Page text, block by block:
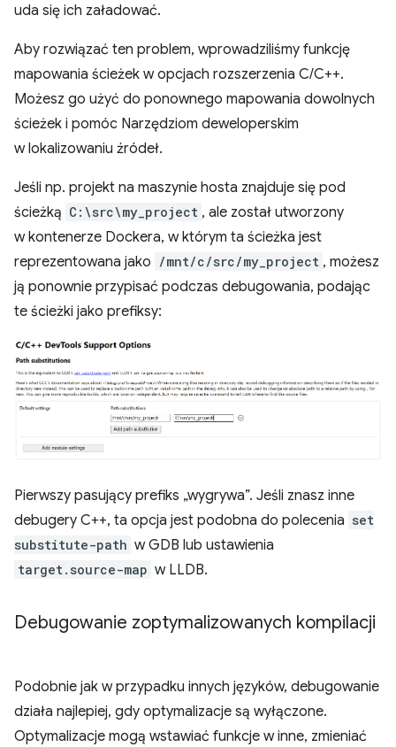
uda się ich załadować.
Aby rozwiązać ten problem, wprowadziliśmy funkcję
mapowania ścieżek w opcjach rozszerzenia C/C++.
Możesz go użyć do ponownego mapowania dowolnych
ścieżek i pomóc Narzędziom deweloperskim
w lokalizowaniu źródeł.
Jeśli np. projekt na maszynie hosta znajduje się pod
ścieżką C:\src\my_project , ale został utworzony
w kontenerze Dockera, w którym ta ścieżka jest
reprezentowana jako /mnt/c/src/my_project , możesz
ją ponownie przypisać podczas debugowania, podając
te ścieżki jako prefiksy:
Pierwszy pasujący prefiks „wygrywa”. Jeśli znasz inne
debugery C++, ta opcja jest podobna do polecenia set
substitute-path w GDB lub ustawienia
target.source-map w LLDB.
Debugowanie zoptymalizowanych kompilacji
Podobnie jak w przypadku innych języków, debugowanie
działa najlepiej, gdy optymalizacje są wyłączone.
Optymalizacje mogą wstawiać funkcje w inne, zmieniać